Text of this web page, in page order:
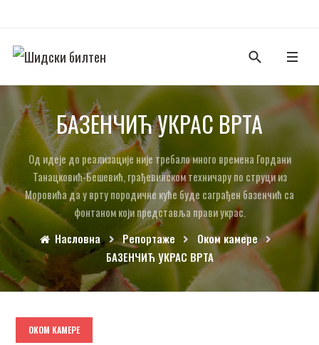
БАЗЕНЧИЋ УКРАС ВРТА
Од идеје до реализације није требало много времена Гордани
Танацковић-Бешевић, грађевинском техничару по струци из
Моровића да у врту породичне куће буде саграђен базенчић са
фонтаном који представља прави украс.
Насловна
Репортаже
Оком камере
БАЗЕНЧИЋ УКРАС ВРТА
ОКОМ КАМЕРЕ